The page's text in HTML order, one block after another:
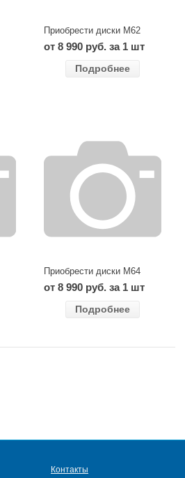
Приобрести диски M62
от 8 990 руб. за 1 шт
Подробнее
Приобрести диски M64
от 8 990 руб. за 1 шт
Подробнее
Контакты